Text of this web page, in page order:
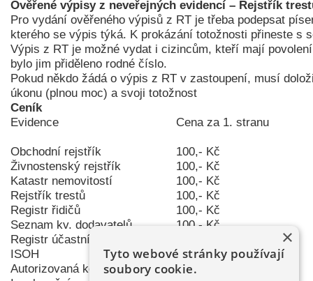
Ověřené výpisy z neveřejných evidencí – Rejstřík
Pro vydání ověřeného výpisů z RT je třeba podepsat
kterého se výpis týká. K prokázání totožnosti přineste s
Výpis z RT je možné vydat i cizincům, kteří mají
bylo jim přiděleno rodné číslo.
Pokud někdo žádá o výpis z RT v zastoupení, musí
úkonu (plnou moc) a svoji totožnost
Ceník
Evidence
Cena za 1. stranu
Obchodní rejstřík
100,- Kč
Živnostenský rejstřík
100,- Kč
Katastr nemovitostí
100,- Kč
Rejstřík trestů
Registr řidičů
Seznam kv. dodavatelů
Registr účastníků provozu MA
ISOH
Autorizovaná konverze
100,- Kč
100,- Kč
100,- Kč
100,- Kč
30,- Kč / 1strana
×
Tyto webové stránky používají
soubory cookie.